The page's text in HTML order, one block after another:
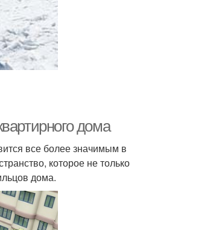
дома
все более значимым в
которое не только
дома.